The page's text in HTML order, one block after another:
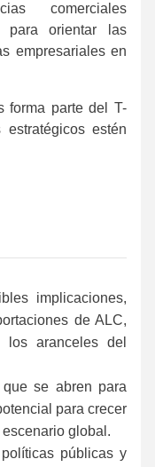
comerciales
para orientar las
empresariales en
forma parte del T-
estén
implicaciones,
de ALC,
aranceles del
que se abren para
para crecer
global.
públicas y